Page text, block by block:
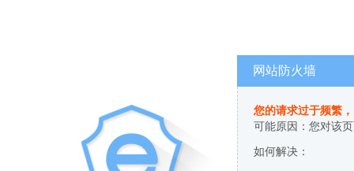
网站防火墙
您的请求过于频繁
可能原因：您对该
如何解决：